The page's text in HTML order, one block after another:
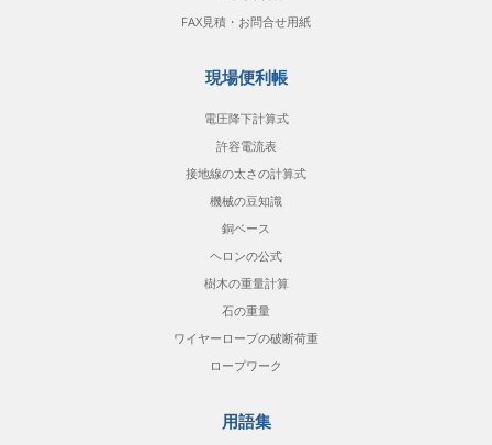
FAX見積・お問合せ用紙
現場便利帳
電圧降下計算式
許容電流表
接地線の太さの計算式
機械の豆知識
銅ベース
ヘロンの公式
樹木の重量計算
石の重量
ワイヤーロープの破断荷重
ロープワーク
用語集